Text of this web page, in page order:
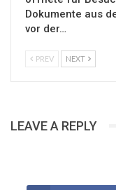
Dokumente aus
vor der…
PREV NEXT
LEAVE A REPLY